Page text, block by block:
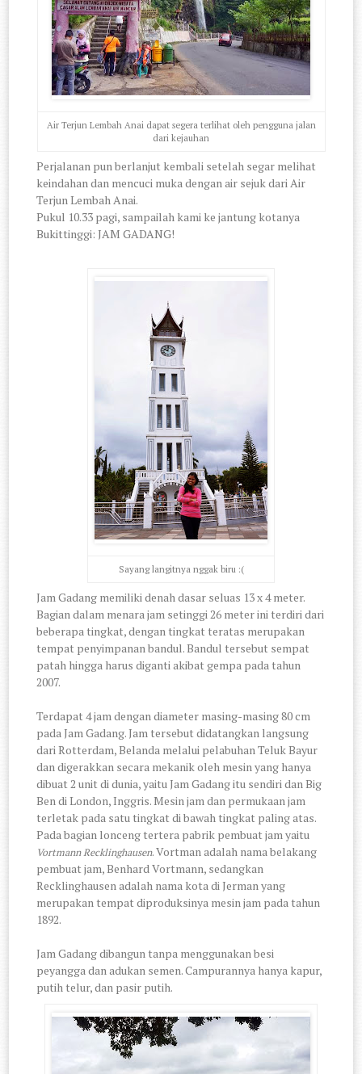
Air Terjun Lembah Anai dapat segera terlihat oleh pengguna jalan
dari kejauhan
Perjalanan pun berlanjut kembali setelah segar melihat
keindahan dan mencuci muka dengan air sejuk dari Air
Terjun Lembah Anai.
Pukul 10.33 pagi, sampailah kami ke jantung kotanya
Bukittinggi: JAM GADANG!
Sayang langitnya nggak biru :(
Jam Gadang memiliki denah dasar seluas 13 x 4 meter.
Bagian dalam menara jam setinggi 26 meter ini terdiri dari
beberapa tingkat, dengan tingkat teratas merupakan
tempat penyimpanan bandul. Bandul tersebut sempat
patah hingga harus diganti akibat gempa pada tahun
2007.
Terdapat 4 jam dengan diameter masing-masing 80 cm
pada Jam Gadang. Jam tersebut didatangkan langsung
dari Rotterdam, Belanda melalui pelabuhan Teluk Bayur
dan digerakkan secara mekanik oleh mesin yang hanya
dibuat 2 unit di dunia, yaitu Jam Gadang itu sendiri dan Big
Ben di London, Inggris. Mesin jam dan permukaan jam
terletak pada satu tingkat di bawah tingkat paling atas.
Pada bagian lonceng tertera pabrik pembuat jam yaitu
Vortmann Recklinghausen. Vortman adalah nama belakang
pembuat jam, Benhard Vortmann, sedangkan
Recklinghausen adalah nama kota di Jerman yang
merupakan tempat diproduksinya mesin jam pada tahun
1892.
Jam Gadang dibangun tanpa menggunakan besi
peyangga dan adukan semen. Campurannya hanya kapur,
putih telur, dan pasir putih.